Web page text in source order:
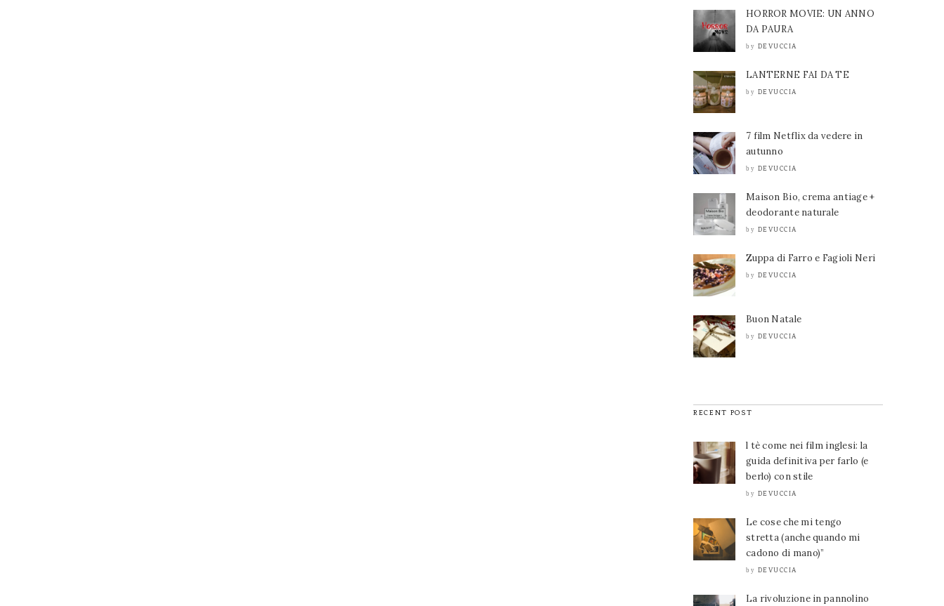
HORROR MOVIE: UN ANNO
DA PAURA
by DEVUCCIA
LANTERNE FAI DA TE
by DEVUCCIA
7 film Netflix da vedere in
autunno
by DEVUCCIA
Maison Bio, crema antiage +
deodorante naturale
by DEVUCCIA
Zuppa di Farro e Fagioli Neri
by DEVUCCIA
Buon Natale
by DEVUCCIA
RECENT POST
l tè come nei film inglesi: la
guida definitiva per farlo (e
berlo) con stile
by DEVUCCIA
Le cose che mi tengo
stretta (anche quando mi
cadono di mano)”
by DEVUCCIA
La rivoluzione in pannolino